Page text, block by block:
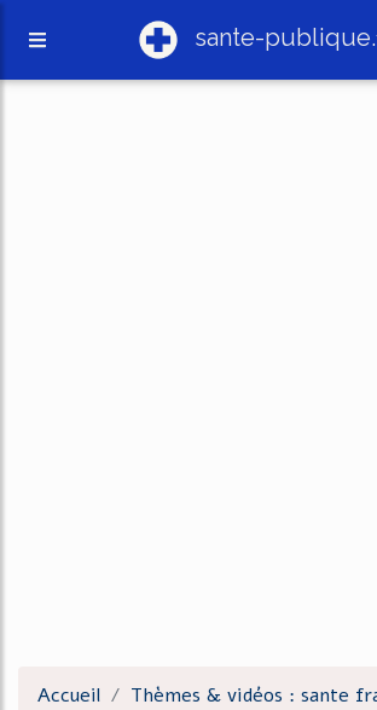
sante-publique.
Accueil
Thèmes & vidéos : sante